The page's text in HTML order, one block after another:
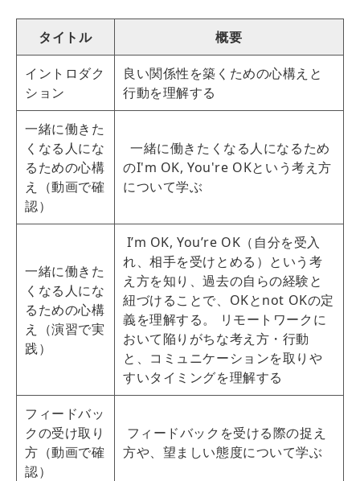
タイトル 概要
イントロダク
ション
良い関係性を築くための心構えと
行動を理解する
一緒に働きた
くなる人にな
るための心構
え（動画で確
認）
一緒に働きたくなる人になるため
のI'm OK, You're OKという考え方
について学ぶ
一緒に働きた
くなる人にな
るための心構
え（演習で実
践）
I’m OK, You’re OK（自分を受入
れ、相手を受けとめる）という考
え方を知り、過去の自らの経験と
紐づけることで、OKとnot OKの定
義を理解する。 リモートワークに
おいて陥りがちな考え方・行動
と、コミュニケーションを取りや
すいタイミングを理解する
フィードバッ
クの受け取り
方（動画で確
認）
フィードバックを受ける際の捉え
方や、望ましい態度について学ぶ